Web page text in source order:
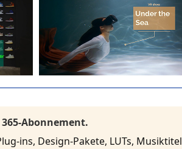
Abonnement.
ins, Design-Pakete, LUTs, Musiktitel